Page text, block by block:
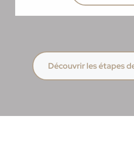
Découvrir les étapes